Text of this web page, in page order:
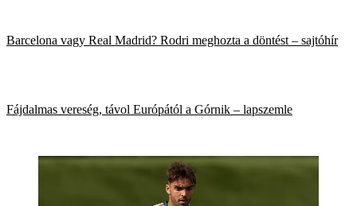
Barcelona vagy Real Madrid? Rodri meghozta a döntést – sajtóhír
Fájdalmas vereség, távol Európától a Górnik – lapszemle